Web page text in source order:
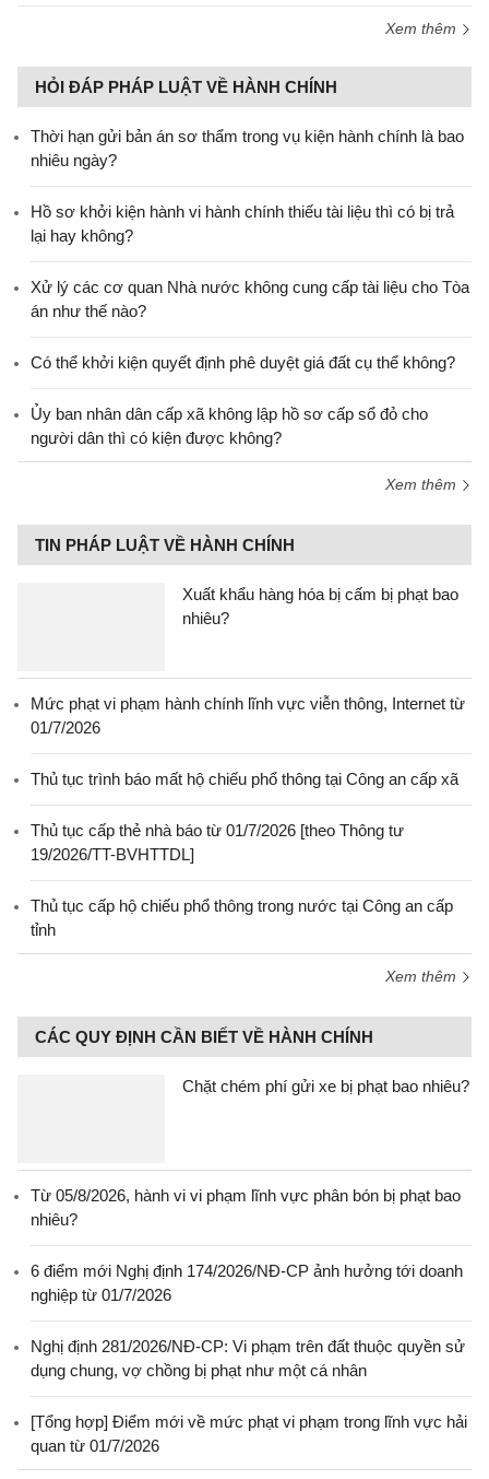
Xem thêm
HỎI ĐÁP PHÁP LUẬT VỀ HÀNH CHÍNH
Thời hạn gửi bản án sơ thẩm trong vụ kiện hành chính là bao
nhiêu ngày?
Hồ sơ khởi kiện hành vi hành chính thiếu tài liệu thì có bị trả
lại hay không?
Xử lý các cơ quan Nhà nước không cung cấp tài liệu cho Tòa
án như thế nào?
Có thể khởi kiện quyết định phê duyệt giá đất cụ thể không?
Ủy ban nhân dân cấp xã không lập hồ sơ cấp sổ đỏ cho
người dân thì có kiện được không?
Xem thêm
TIN PHÁP LUẬT VỀ HÀNH CHÍNH
Xuất khẩu hàng hóa bị cấm bị phạt bao
nhiêu?
Mức phạt vi phạm hành chính lĩnh vực viễn thông, Internet từ
01/7/2026
Thủ tục trình báo mất hộ chiếu phổ thông tại Công an cấp xã
Thủ tục cấp thẻ nhà báo từ 01/7/2026 [theo Thông tư
19/2026/TT-BVHTTDL]
Thủ tục cấp hộ chiếu phổ thông trong nước tại Công an cấp
tỉnh
Xem thêm
CÁC QUY ĐỊNH CẦN BIẾT VỀ HÀNH CHÍNH
Chặt chém phí gửi xe bị phạt bao nhiêu?
Từ 05/8/2026, hành vi vi phạm lĩnh vực phân bón bị phạt bao
nhiêu?
6 điểm mới Nghị định 174/2026/NĐ-CP ảnh hưởng tới doanh
nghiệp từ 01/7/2026
Nghị định 281/2026/NĐ-CP: Vi phạm trên đất thuộc quyền sử
dụng chung, vợ chồng bị phạt như một cá nhân
[Tổng hợp] Điểm mới về mức phạt vi phạm trong lĩnh vực hải
quan từ 01/7/2026